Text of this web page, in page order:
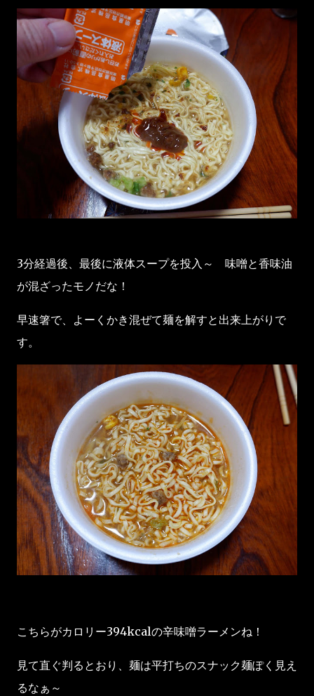
3分経過後、最後に液体スープを投入～ 味噌と香味油
が混ざったモノだな！
早速箸で、よーくかき混ぜて麺を解すと出来上がりで
す。
こちらがカロリー394kcalの辛味噌ラーメンね！
見て直ぐ判るとおり、麺は平打ちのスナック麺ぽく見え
るなぁ～